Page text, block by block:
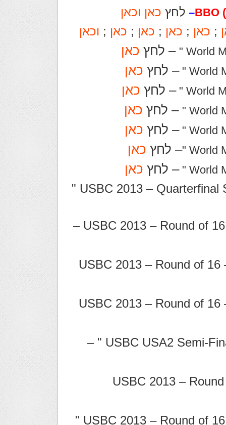
– לחץ כאן וכאן
; כאן ; כאן ; כאן ; כאן ; וכאן
– לחץ כאן
– לחץ כאן
– לחץ כאן
– לחץ כאן
– לחץ כאן
– לחץ כאן
– לחץ כאן
" USBC 2013 – Quarterfinal Segment 1 – Nickell vs Mahaffey "
USBC 2013 – Round of 16 Segment 1 – Diamond vs Harris –
USBC 2013 – Round of
USBC 2013 – Round of
USBC USA2 Semi-Final Nickell vs Diamond segment 4 " –
USBC 2013 –
USBC 2013 – Round of 16 Segment 2 – Diamond vs Harris "